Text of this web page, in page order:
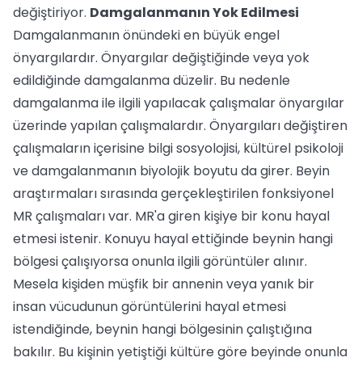
değiştiriyor. Damgalanmanın Yok Edilmesi
Damgalanmanın önündeki en büyük engel
önyargılardır. Önyargılar değiştiğinde veya yok
edildiğinde damgalanma düzelir. Bu nedenle
damgalanma ile ilgili yapılacak çalışmalar önyargılar
üzerinde yapılan çalışmalardır. Önyargıları değiştiren
çalışmaların içerisine bilgi sosyolojisi, kültürel psikoloji
ve damgalanmanın biyolojik boyutu da girer. Beyin
araştırmaları sırasında gerçekleştirilen fonksiyonel
MR çalışmaları var. MR'a giren kişiye bir konu hayal
etmesi istenir. Konuyu hayal ettiğinde beynin hangi
bölgesi çalışıyorsa onunla ilgili görüntüler alınır.
Mesela kişiden müşfik bir annenin veya yanık bir
insan vücudunun görüntülerini hayal etmesi
istendiğinde, beynin hangi bölgesinin çalıştığına
bakılır. Bu kişinin yetiştiği kültüre göre beyinde onunla